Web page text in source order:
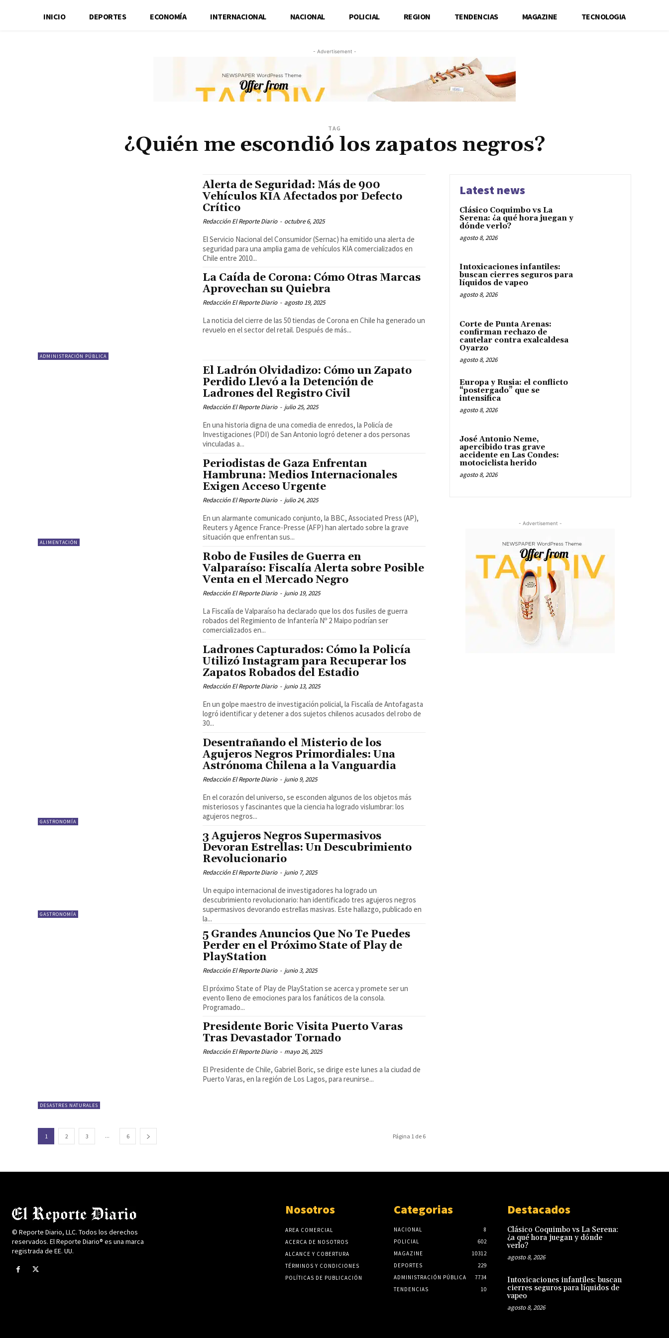
INICIO DEPORTES ECONOMÍA INTERNACIONAL NACIONAL POLICIAL REGION TENDENCIAS MAGAZINE TECNOLOGIA
- Advertisement -
TAG
¿Quién me escondió los zapatos negros?
Alerta de Seguridad: Más de 900
Vehículos KIA Afectados por Defecto
Crítico
Redacción El Reporte Diario - octubre 6, 2025
El Servicio Nacional del Consumidor (Sernac) ha emitido una alerta de
seguridad para una amplia gama de vehículos KIA comercializados en
Chile entre 2010...
ADMINISTRACIÓN PÚBLICA
La Caída de Corona: Cómo Otras Marcas
Aprovechan su Quiebra
Redacción El Reporte Diario - agosto 19, 2025
La noticia del cierre de las 50 tiendas de Corona en Chile ha generado un
revuelo en el sector del retail. Después de más...
El Ladrón Olvidadizo: Cómo un Zapato
Perdido Llevó a la Detención de
Ladrones del Registro Civil
Redacción El Reporte Diario - julio 25, 2025
En una historia digna de una comedia de enredos, la Policía de
Investigaciones (PDI) de San Antonio logró detener a dos personas
vinculadas a...
ALIMENTACIÓN
Periodistas de Gaza Enfrentan
Hambruna: Medios Internacionales
Exigen Acceso Urgente
Redacción El Reporte Diario - julio 24, 2025
En un alarmante comunicado conjunto, la BBC, Associated Press (AP),
Reuters y Agence France-Presse (AFP) han alertado sobre la grave
situación que enfrentan sus...
Robo de Fusiles de Guerra en
Valparaíso: Fiscalía Alerta sobre Posible
Venta en el Mercado Negro
Redacción El Reporte Diario - junio 19, 2025
La Fiscalía de Valparaíso ha declarado que los dos fusiles de guerra
robados del Regimiento de Infantería Nº 2 Maipo podrían ser
comercializados en...
Ladrones Capturados: Cómo la Policía
Utilizó Instagram para Recuperar los
Zapatos Robados del Estadio
Redacción El Reporte Diario - junio 13, 2025
En un golpe maestro de investigación policial, la Fiscalía de Antofagasta
logró identificar y detener a dos sujetos chilenos acusados del robo de
30...
GASTRONOMÍA
Desentrañando el Misterio de los
Agujeros Negros Primordiales: Una
Astrónoma Chilena a la Vanguardia
Redacción El Reporte Diario - junio 9, 2025
En el corazón del universo, se esconden algunos de los objetos más
misteriosos y fascinantes que la ciencia ha logrado vislumbrar: los
agujeros negros...
GASTRONOMÍA
3 Agujeros Negros Supermasivos
Devoran Estrellas: Un Descubrimiento
Revolucionario
Redacción El Reporte Diario - junio 7, 2025
Un equipo internacional de investigadores ha logrado un
descubrimiento revolucionario: han identificado tres agujeros negros
supermasivos devorando estrellas masivas. Este hallazgo, publicado en
la...
5 Grandes Anuncios Que No Te Puedes
Perder en el Próximo State of Play de
PlayStation
Redacción El Reporte Diario - junio 3, 2025
El próximo State of Play de PlayStation se acerca y promete ser un
evento lleno de emociones para los fanáticos de la consola.
Programado...
DESASTRES NATURALES
Presidente Boric Visita Puerto Varas
Tras Devastador Tornado
Redacción El Reporte Diario - mayo 26, 2025
El Presidente de Chile, Gabriel Boric, se dirige este lunes a la ciudad de
Puerto Varas, en la región de Los Lagos, para reunirse...
1 2 3 ... 6 Página 1 de 6
Latest news
Clásico Coquimbo vs La
Serena: ¿a qué hora juegan y
dónde verlo?
agosto 8, 2026
Intoxicaciones infantiles:
buscan cierres seguros para
líquidos de vapeo
agosto 8, 2026
Corte de Punta Arenas:
confirman rechazo de
cautelar contra exalcaldesa
Oyarzo
agosto 8, 2026
Europa y Rusia: el conflicto
“postergado” que se
intensifica
agosto 8, 2026
José Antonio Neme,
apercibido tras grave
accidente en Las Condes:
motociclista herido
agosto 8, 2026
- Advertisement -
© Reporte Diario, LLC. Todos los derechos
reservados. El Reporte Diario® es una marca
registrada de EE. UU.
Nosotros
AREA COMERCIAL
ACERCA DE NOSOTROS
ALCANCE Y COBERTURA
TÉRMINOS Y CONDICIONES
POLÍTICAS DE PUBLICACIÓN
Categorias
NACIONAL
8
POLICIAL
602
MAGAZINE
10312
DEPORTES
229
ADMINISTRACIÓN PÚBLICA
7734
TENDENCIAS
10
Destacados
Clásico Coquimbo vs La Serena:
¿a qué hora juegan y dónde
verlo?
agosto 8, 2026
Intoxicaciones infantiles: buscan
cierres seguros para líquidos de
vapeo
agosto 8, 2026